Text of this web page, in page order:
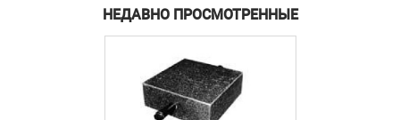
НЕДАВНО ПРОСМОТРЕННЫЕ